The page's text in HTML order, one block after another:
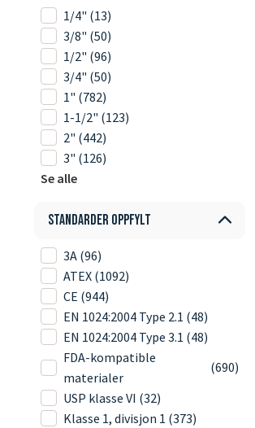
1/4" (13)
3/8" (50)
1/2" (96)
3/4" (50)
1" (782)
1-1/2" (123)
2" (442)
3" (126)
Se alle
Standarder oppfylt
3A (96)
ATEX (1092)
CE (944)
EN 1024:2004 Type 2.1 (48)
EN 1024:2004 Type 3.1 (48)
FDA-kompatible
materialer
(690)
USP klasse VI (32)
Klasse 1, divisjon 1 (373)